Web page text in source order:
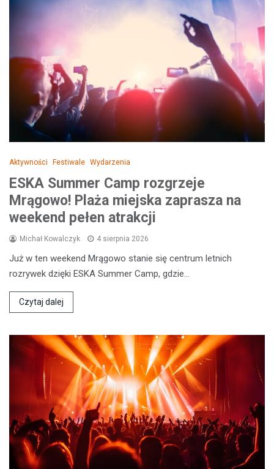
Aktywności Festiwale Wydarzenia
ESKA Summer Camp rozgrzeje
Mrągowo! Plaża miejska zaprasza na
weekend pełen atrakcji
Michał Kowalczyk 4 sierpnia 2026
Już w ten weekend Mrągowo stanie się centrum letnich
rozrywek dzięki ESKA Summer Camp, gdzie…
Czytaj dalej